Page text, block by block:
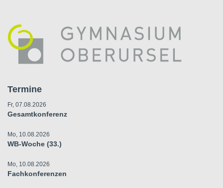
Termine
Fr, 07.08.2026
Gesamtkonferenz
Mo, 10.08.2026
WB-Woche (33.)
Mo, 10.08.2026
Fachkonferenzen